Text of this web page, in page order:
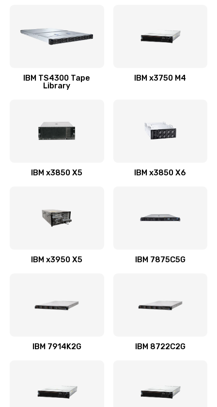
IBM TS4300 Tape
Library
IBM x3750 M4
IBM x3850 X5 IBM x3850 X6
IBM x3950 X5 IBM 7875C5G
IBM 7914K2G IBM 8722C2G